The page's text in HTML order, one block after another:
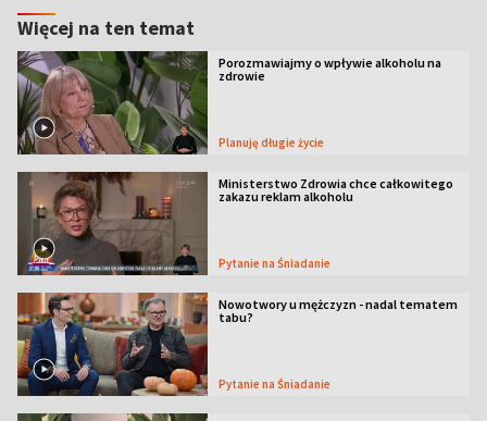
Więcej na ten temat
Porozmawiajmy o wpływie alkoholu na
zdrowie
Planuję długie życie
Ministerstwo Zdrowia chce całkowitego
zakazu reklam alkoholu
Pytanie na Śniadanie
Nowotwory u mężczyzn - nadal tematem
tabu?
Pytanie na Śniadanie